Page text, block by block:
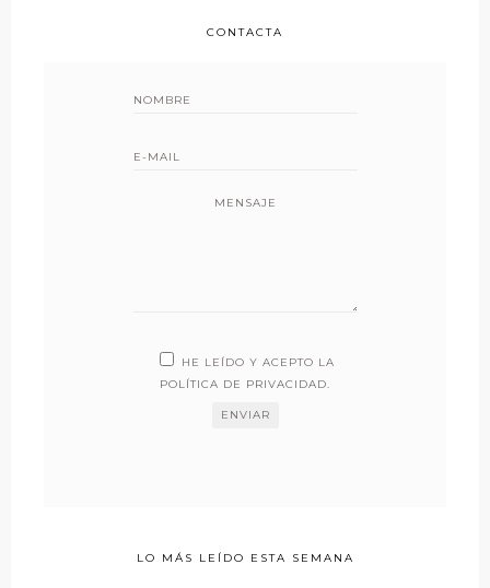
CONTACTA
MENSAJE
HE LEÍDO Y ACEPTO LA
POLÍTICA DE PRIVACIDAD.
LO MÁS LEÍDO ESTA SEMANA